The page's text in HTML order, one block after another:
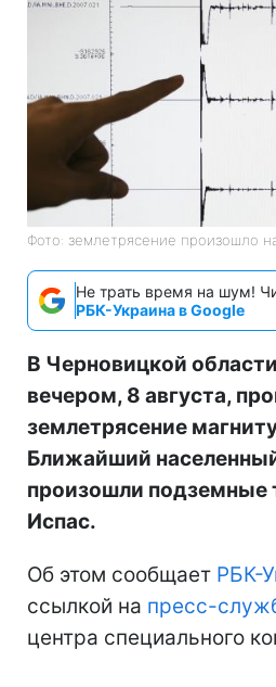
Фото: землетрясение произошло
Не трать время на шум!
РБК-Украина в Google
В Черновицкой
вечером, 8 августа,
землетрясение
Ближайший
произошли подземные
Испас.
Об этом сообщает РБК-
ссылкой на пресс-
центра специального